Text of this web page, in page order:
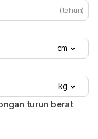
(tahun)
cm
kg
turun berat